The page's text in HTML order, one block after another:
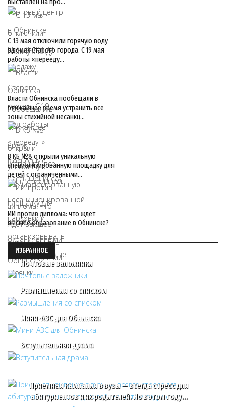
С 13 мая отключили горячую воду
в домах Старого города. С 19 мая
работы «перееду…
Власти Обнинска пообещали в
ближайшее время устранить все
зоны стихийной несанкц…
В КБ №8 открыли уникальную
специализированную площадку для
детей с ограниченными…
ИИ против диплома: что ждет
высшее образование в Обнинске?
ИЗБРАННОЕ
Почтовые заложники
Размышления со списком
Мини-АЗС для Обнинска
Вступительная драма
Приемная кампания в вузы — всегда стресс для
абитуриентов и их родителей. Но в этом году…